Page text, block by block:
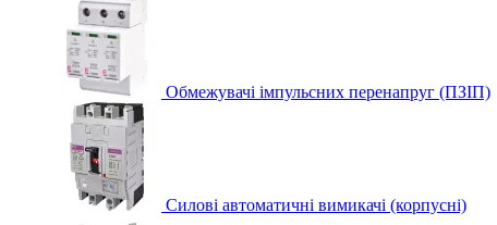
Обмежувачі імпульсних перенапруг (ПЗІП)
Силові автоматичні вимикачі (корпусні)